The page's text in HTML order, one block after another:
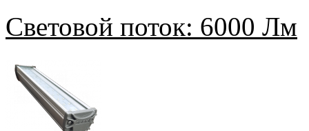
Световой поток: 6000 Лм